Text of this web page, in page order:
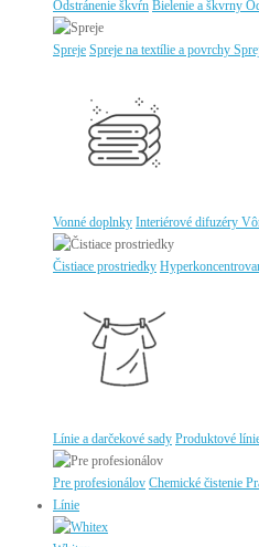
Odstránenie škvŕn Bielenie a škvrny
Spreje Spreje na textílie a povrchy
Vonné doplnky Interiérové difuzéry
Čistiace prostriedky
Línie a darčekové sady Produktové
Pre profesionálov Chemické čistenie
Línie